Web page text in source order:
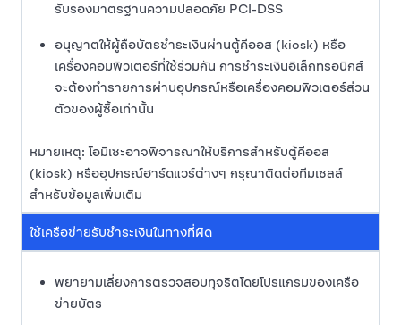
รับรองมาตรฐานความปลอดภัย PCI-DSS
อนุญาตให้ผู้ถือบัตรชำระเงินผ่านตู้คีออส (kiosk) หรือ
เครื่องคอมพิวเตอร์ที่ใช้ร่วมกัน การชำระเงินอิเล็กทรอนิกส์
จะต้องทำรายการผ่านอุปกรณ์หรือเครื่องคอมพิวเตอร์ส่วน
ตัวของผู้ซื้อเท่านั้น
หมายเหตุ: โอมิเซะอาจพิจารณาให้บริการสำหรับตู้คีออส
(kiosk) หรืออุปกรณ์ฮาร์ดแวร์ต่างๆ กรุณาติดต่อทีมเซลส์
สำหรับข้อมูลเพิ่มเติม
ใช้เครือข่ายรับชำระเงินในทางที่ผิด
พยายามเลี่ยงการตรวจสอบทุจริตโดยโปรแกรมของเครือ
ข่ายบัตร